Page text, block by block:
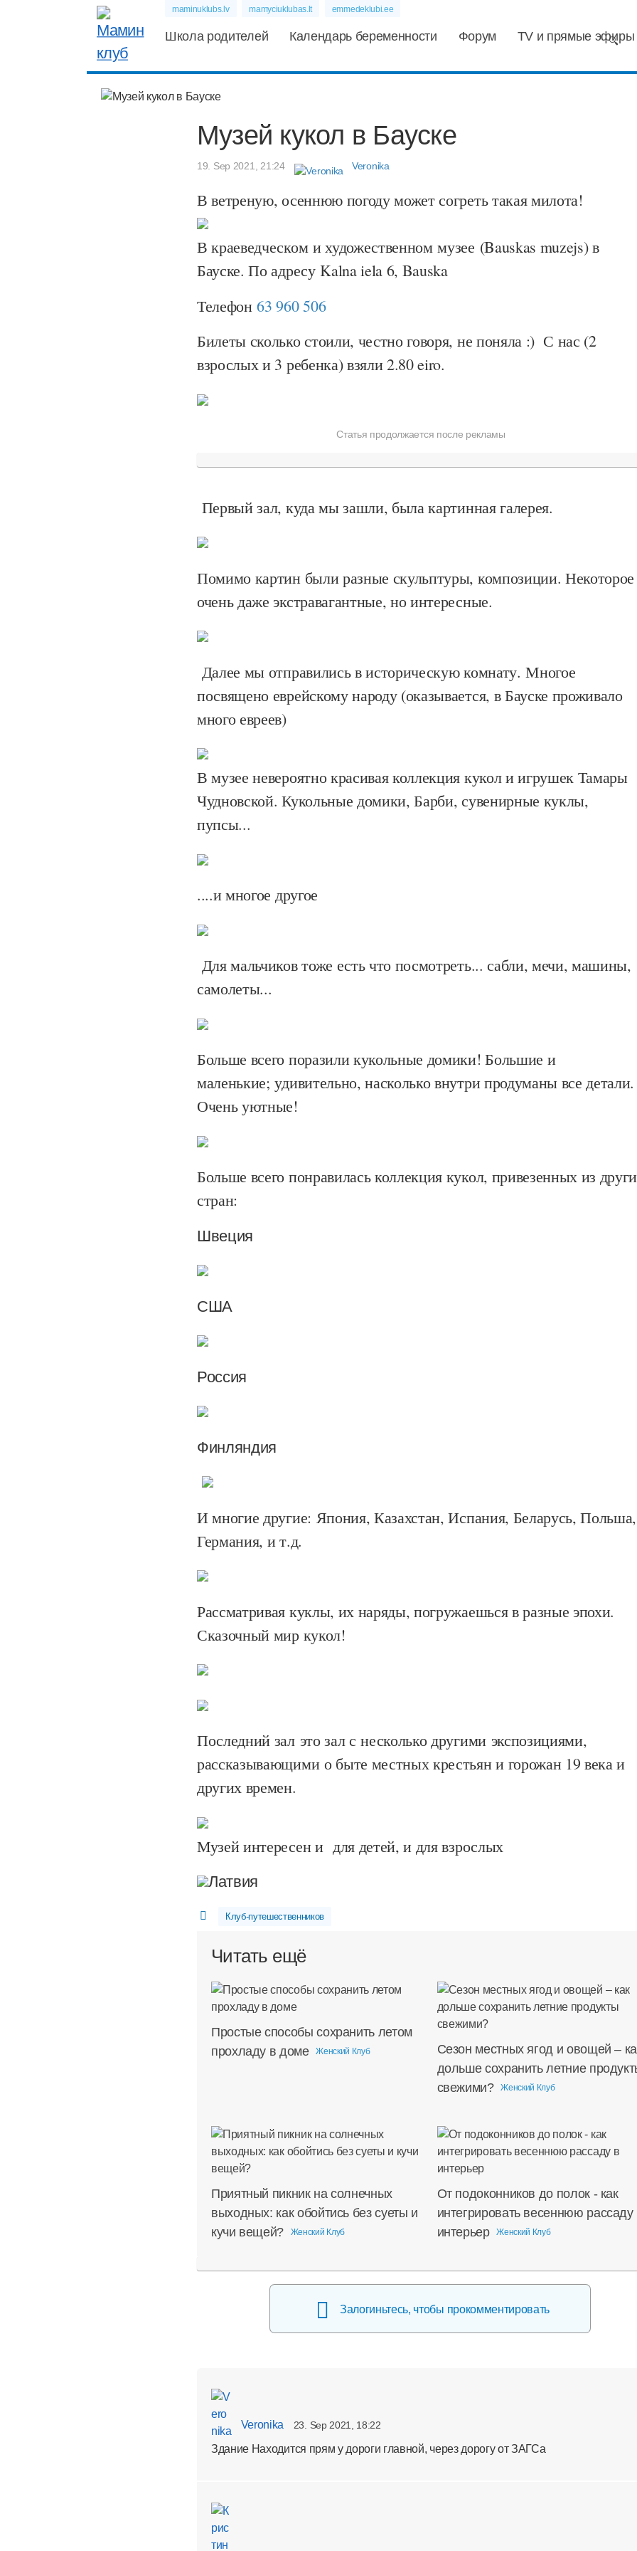
maminuklubs.lv mamyciuklubas.lt emmedeklubi.ee
Школа родителей Календарь беременности Форум TV и прямые эфиры
Музей кукол в Бауске
19. Sep 2021, 21:24 Veronika
В ветреную, осеннюю погоду может согреть такая милота!
В краеведческом и художественном музее (Bauskas muzejs) в
Бауске. По адресу Kalna iela 6, Bauska
Телефон63 960 506
Билеты сколько стоили, честно говоря, не поняла :) С нас (2
взрослых и 3 ребенка) взяли 2.80 eiro.
Статья продолжается после рекламы
Первый зал, куда мы зашли, была картинная галерея.
Помимо картин были разные скульптуры, композиции. Некоторое
очень даже экстравагантные, но интересные.
Далее мы отправились в историческую комнату. Многое
посвящено еврейскому народу (оказывается, в Бауске проживало
много евреев)
В музее невероятно красивая коллекция кукол и игрушек Тамары
Чудновской. Кукольные домики, Барби, сувенирные куклы,
пупсы...
....и многое другое
Для мальчиков тоже есть что посмотреть... сабли, мечи, машины,
самолеты...
Больше всего поразили кукольные домики! Большие и
маленькие; удивительно, насколько внутри продуманы все детали.
Очень уютные!
Больше всего понравилась коллекция кукол, привезенных из
стран:
Швеция
США
Россия
Финляндия
И многие другие: Япония, Казахстан, Испания, Беларусь, Польша,
Германия, и т.д.
Рассматривая куклы, их наряды, погружаешься в разные эпохи.
Сказочный мир кукол!
Последний зал это зал с несколько другими экспозициями,
рассказывающими о быте местных крестьян и горожан 19 века и
других времен.
Музей интересен и для детей, и для взрослых
Латвия
Клуб-путешественников
Читать ещё
Простые способы сохранить летом
прохладу в доме
Женский Клуб
Сезон местных ягод и овощей –
дольше сохранить летние
свежими?
Женский Клуб
Приятный пикник на солнечных
выходных: как обойтись без суеты и
кучи вещей?
Женский Клуб
От подоконников до полок - как
интегрировать весеннюю рассаду
интерьер
Женский Клуб
Залогиньтесь, чтобы прокомментировать
Veronika 23. Sep 2021, 18:22
Здание Находится прям у дороги главной, через дорогу от ЗАГСа